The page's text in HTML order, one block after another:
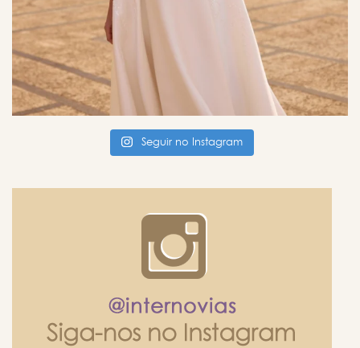
Seguir no Instagram